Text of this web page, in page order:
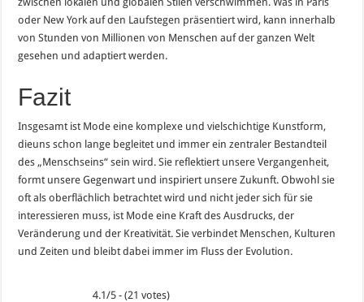
oder New York auf den Laufstegen präsentiert wird, kann innerhalb
von Stunden von Millionen von Menschen auf der ganzen Welt
gesehen und adaptiert werden.
Fazit
Insgesamt ist Mode eine komplexe und vielschichtige Kunstform,
dieuns schon lange begleitet und immer ein zentraler Bestandteil
des „Menschseins“ sein wird. Sie reflektiert unsere Vergangenheit,
formt unsere Gegenwart und inspiriert unsere Zukunft. Obwohl sie
oft als oberflächlich betrachtet wird und nicht jeder sich für sie
interessieren muss, ist Mode eine Kraft des Ausdrucks, der
Veränderung und der Kreativität. Sie verbindet Menschen, Kulturen
und Zeiten und bleibt dabei immer im Fluss der Evolution.
4.1/5 - (21 votes)